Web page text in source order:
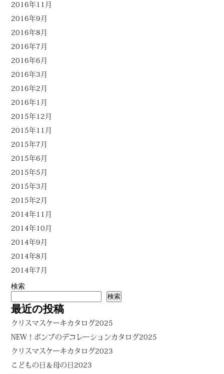
2016年11月
2016年9月
2016年8月
2016年7月
2016年6月
2016年3月
2016年2月
2016年1月
2015年12月
2015年11月
2015年7月
2015年6月
2015年5月
2015年3月
2015年2月
2014年11月
2014年10月
2014年9月
2014年8月
2014年7月
検索
検索
最近の投稿
クリスマスケーキカタログ2025
NEW！ボンブのデコレーションカタログ2025
クリスマスケーキカタログ2023
こどもの日＆母の日2023